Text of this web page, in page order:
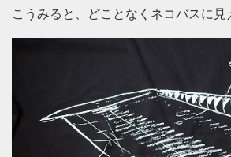
こうみると、どことなくネコバスに見